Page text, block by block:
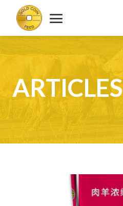
ARTICLES